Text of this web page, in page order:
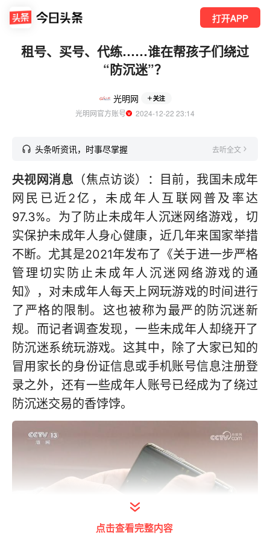
打开APP
租号、买号、代练……谁在帮孩子们绕过
“防沉迷”？
光明网 关注
光明网官方账号
  2024-12-22 23:14
头条听资讯，时事尽掌握 去听全文
央视网消息 （焦点访谈）：目前，我国未成年
网民已近2亿，未成年人互联网普及率达
97.3%。为了防止未成年人沉迷网络游戏，切
实保护未成年人身心健康，近几年来国家举措
不断。尤其是2021年发布了《关于进一步严格
管理切实防止未成年人沉迷网络游戏的通
知》，对未成年人每天上网玩游戏的时间进行
了严格的限制。这也被称为最严的防沉迷新
规。而记者调查发现，一些未成年人却绕开了
防沉迷系统玩游戏。这其中，除了大家已知的
冒用家长的身份证信息或手机账号信息注册登
录之外，还有一些成年人账号已经成为了绕过
防沉迷交易的香饽饽。
点击查看完整内容